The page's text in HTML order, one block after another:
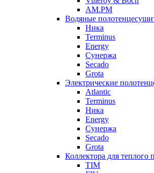
AM.PM
Водяные
Ника
Terminus
Energy
Сунержа
Secado
Grota
Электрические
Atlantic
Terminus
Ника
Energy
Сунержа
Secado
Grota
Коллектора для теплого
TIM